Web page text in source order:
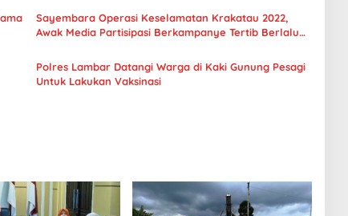
Sayembara Operasi Keselamatan Krakatau 2022,
Awak Media Partisipasi Berkampanye Tertib Berlalu
Polres Lambar Datangi Warga di Kaki Gunung Pesagi
Untuk Lakukan Vaksinasi